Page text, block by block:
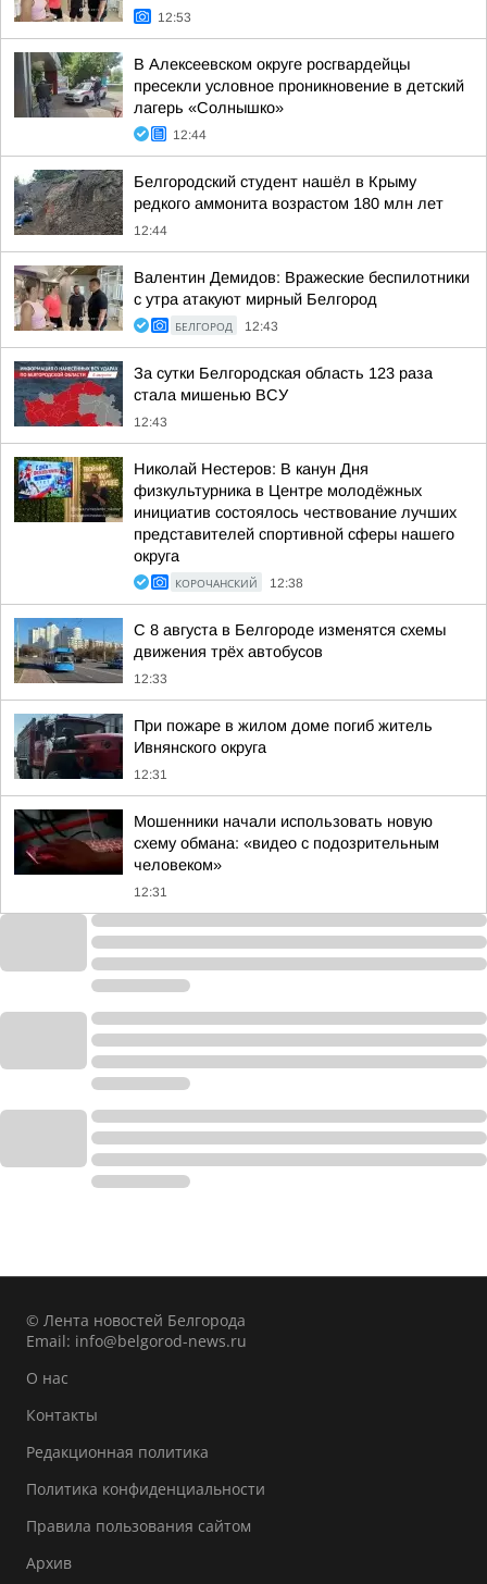
12:53
В Алексеевском округе росгвардейцы
пресекли условное проникновение в детский
лагерь «Солнышко»
12:44
Белгородский студент нашёл в Крыму
редкого аммонита возрастом 180 млн лет
12:44
Валентин Демидов: Вражеские беспилотники
с утра атакуют мирный Белгород
БЕЛГОРОД 12:43
За сутки Белгородская область 123 раза
стала мишенью ВСУ
12:43
Николай Нестеров: В канун Дня
физкультурника в Центре молодёжных
инициатив состоялось чествование лучших
представителей спортивной сферы нашего
округа
КОРОЧАНСКИЙ 12:38
С 8 августа в Белгороде изменятся схемы
движения трёх автобусов
12:33
При пожаре в жилом доме погиб житель
Ивнянского округа
12:31
Мошенники начали использовать новую
схему обмана: «видео с подозрительным
человеком»
12:31
© Лента новостей Белгорода
Email: info@belgorod-news.ru
О нас
Контакты
Редакционная политика
Политика конфиденциальности
Правила пользования сайтом
Архив